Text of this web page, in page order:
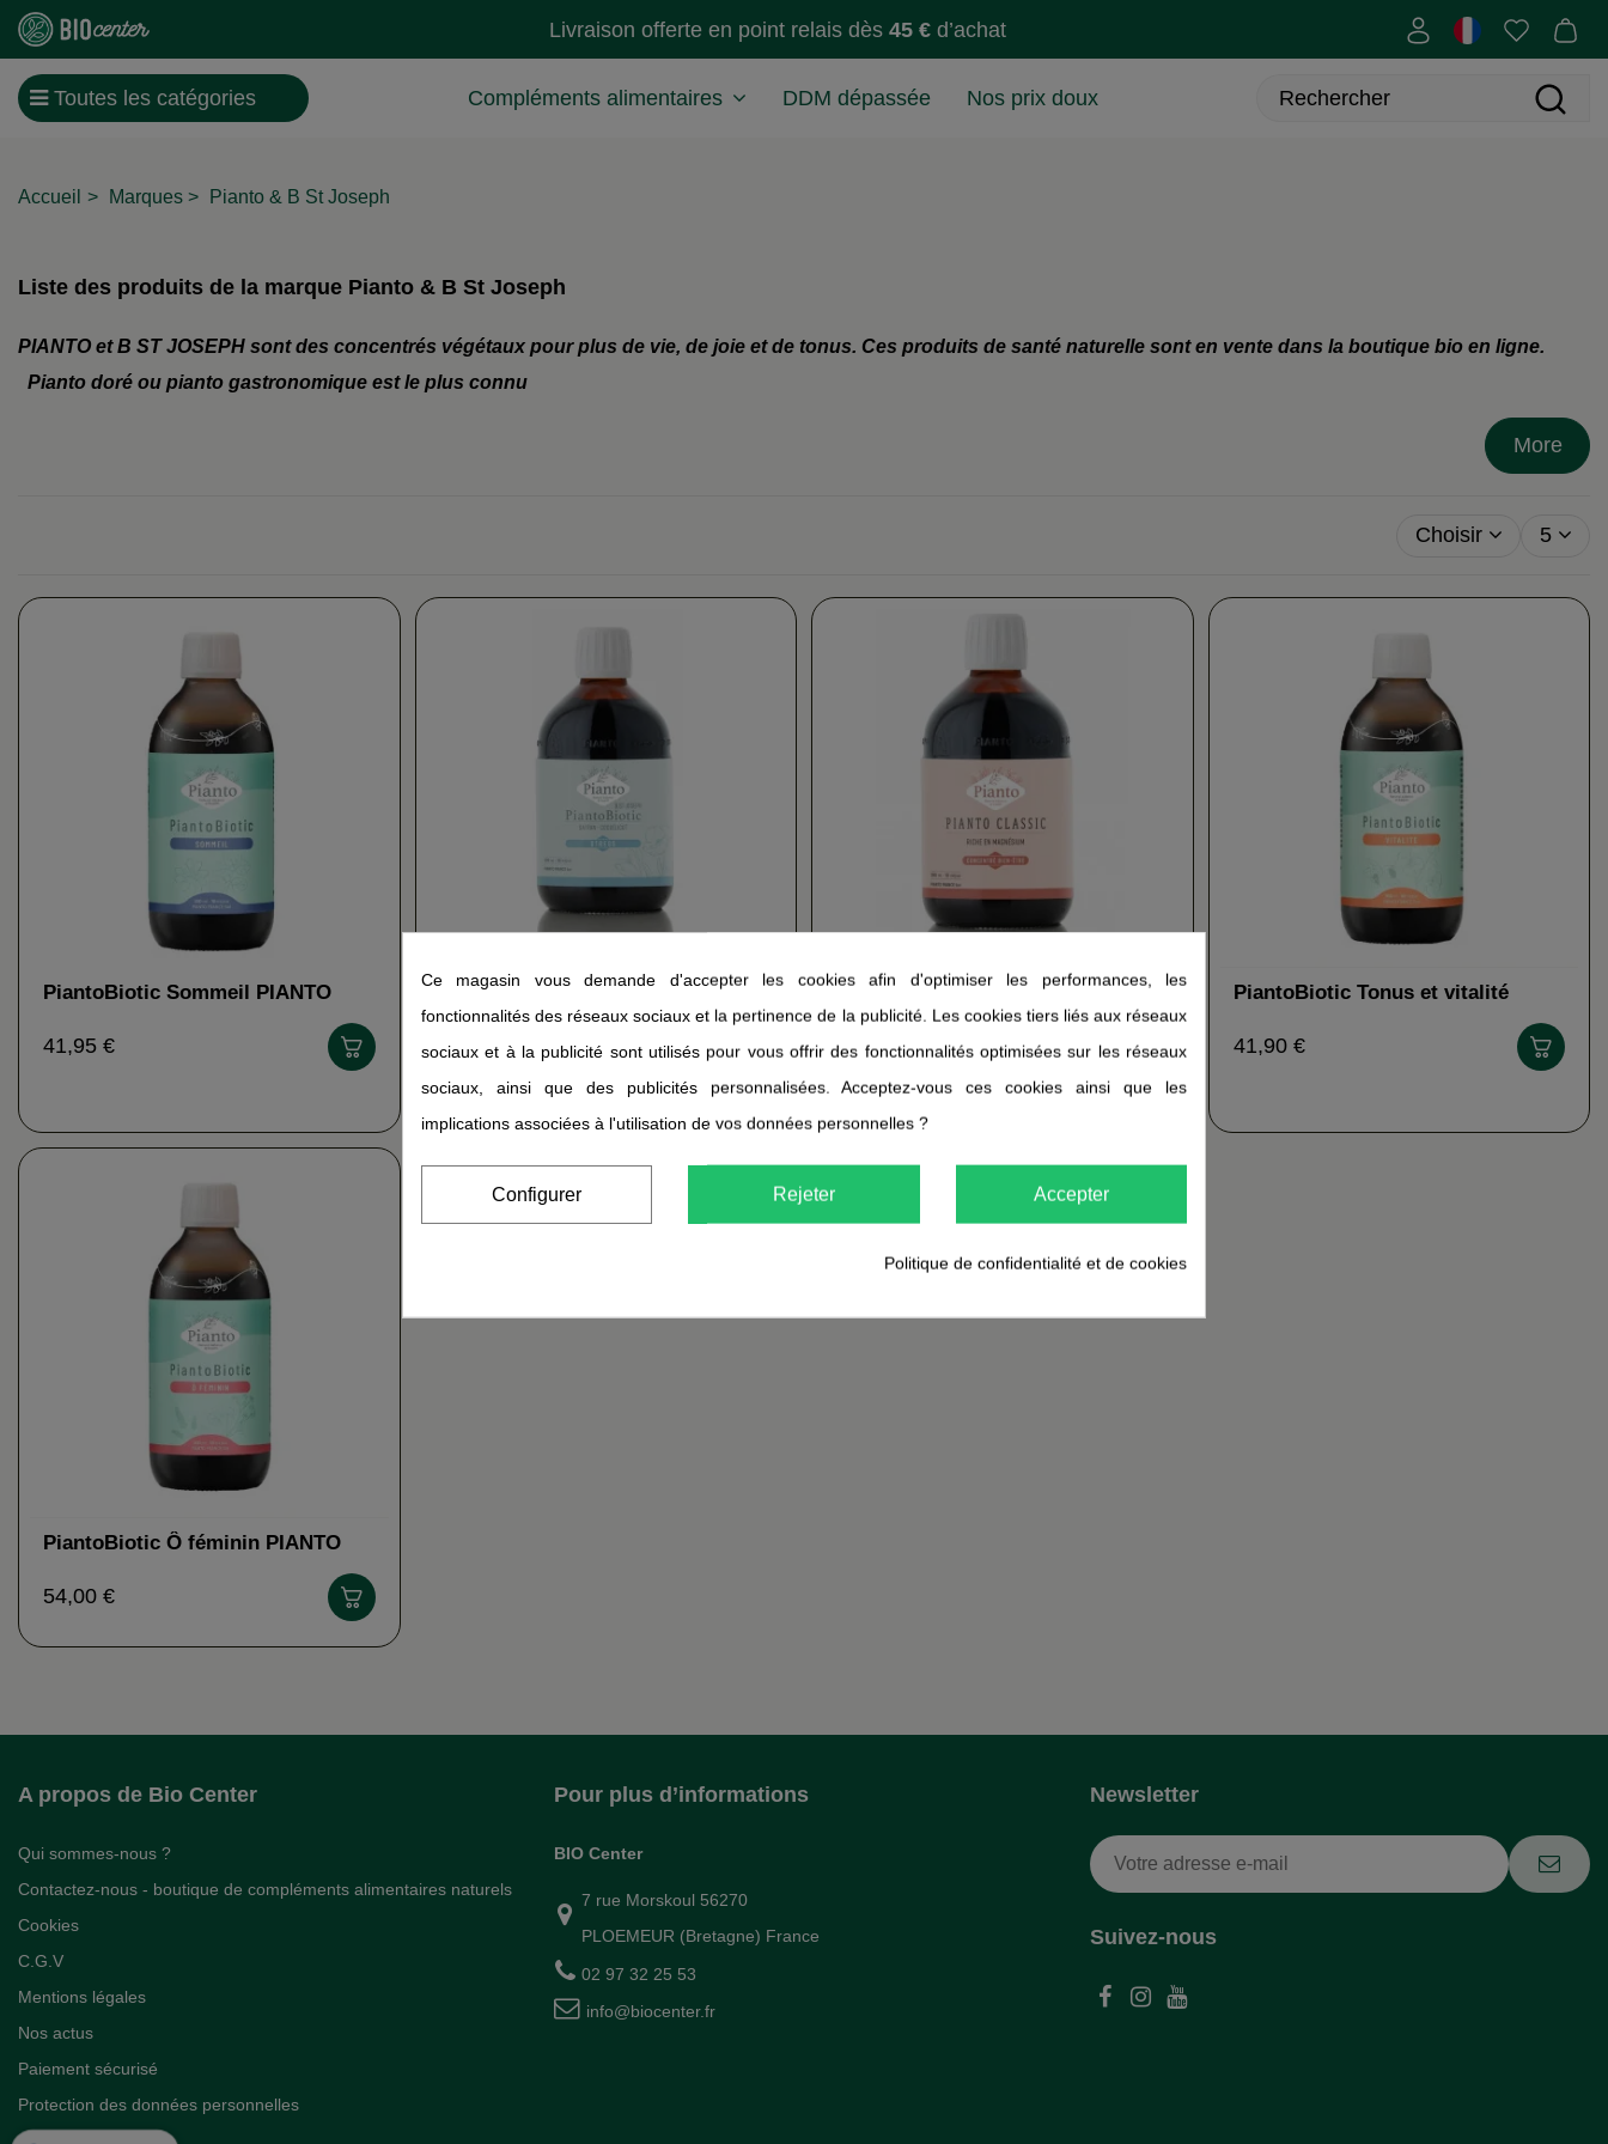
Livraison offerte en point relais dès 45 € d’achat
Toutes les catégories Compléments alimentaires DDM dépassée Nos prix doux
Accueil Marques Pianto & B St Joseph
Liste des produits de la marque Pianto & B St Joseph
PIANTO et B ST JOSEPH sont des concentrés végétaux pour plus de vie, de joie et de tonus. Ces produits de santé naturelle sont en vente dans la boutique bio en ligne.
Pianto doré ou pianto gastronomique est le plus connu
More
Choisir 5
PiantoBiotic Sommeil PIANTO
41,95 €
PiantoBiotic Stress PIANTO
54,90 €
Pianto Classic PIANTO
39,95 €
PiantoBiotic Tonus et vitalité
41,90 €
PiantoBiotic Ô féminin PIANTO
54,00 €
A propos de Bio Center
Qui sommes-nous ?
Contactez-nous - boutique de compléments alimentaires naturels
Cookies
C.G.V
Mentions légales
Nos actus
Paiement sécurisé
Protection des données personnelles
Pour plus d’informations
BIO Center
7 rue Morskoul 56270
PLOEMEUR (Bretagne) France
02 97 32 25 53
info@biocenter.fr
Suivez-nous
Newsletter
Ce magasin vous demande d'accepter les cookies afin d'optimiser les performances, les
fonctionnalités des réseaux sociaux et la pertinence de la publicité. Les cookies tiers liés aux réseaux
sociaux et à la publicité sont utilisés pour vous offrir des fonctionnalités optimisées sur les réseaux
sociaux, ainsi que des publicités personnalisées. Acceptez-vous ces cookies ainsi que les
implications associées à l'utilisation de vos données personnelles ?
Configurer Rejeter Accepter
Politique de confidentialité et de cookies